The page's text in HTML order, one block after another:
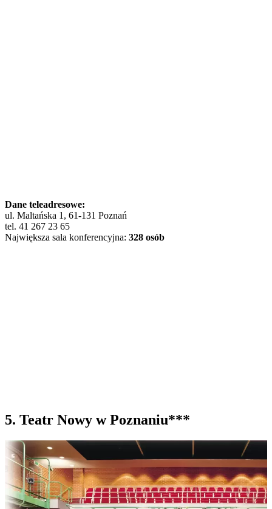
Dane teleadresowe:
ul. Maltańska 1, 61-131 Poznań
tel. 41 267 23 65
Największa sala konferencyjna: 328 osób
5. Teatr Nowy w Poznaniu***